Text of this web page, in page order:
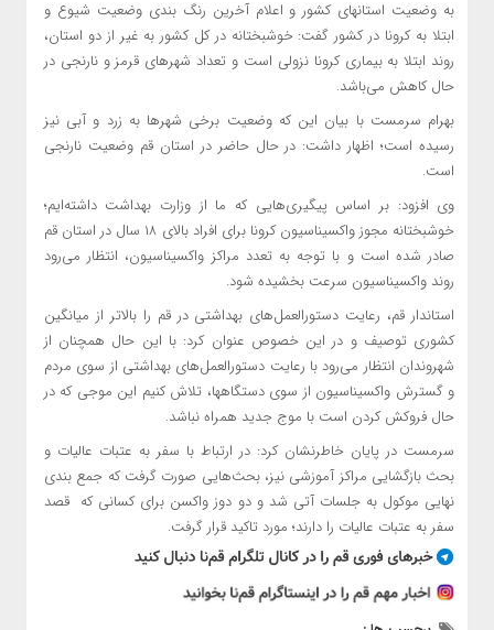
به وضعیت استانهای کشور و اعلام آخرین رنگ بندی وضعیت شیوع و
ابتلا به کرونا در کشور گفت: خوشبختانه در کل کشور به غیر از دو استان،
روند ابتلا به بیماری کرونا نزولی است و تعداد شهرهای قرمز و نارنجی در
حال کاهش می‌باشد.
بهرام سرمست با بیان این که وضعیت برخی شهرها به زرد و آبی نیز
رسیده است؛ اظهار داشت: در حال حاضر در استان قم وضعیت نارنجی
است.
وی افزود: بر اساس پیگیری‌هایی که ما از وزارت بهداشت داشته‌ایم؛
خوشبختانه مجوز واکسیناسیون کرونا برای افراد بالای ۱۸ سال در استان قم
صادر شده است و با توجه به تعدد مراکز واکسیناسیون، انتظار می‌رود
روند واکسیناسیون سرعت بخشیده شود.
استاندار قم، رعایت دستورالعمل‌های بهداشتی در قم را بالاتر از میانگین
کشوری توصیف و در این خصوص عنوان کرد: با این حال همچنان از
شهروندان انتظار می‌رود با رعایت دستورالعمل‌های بهداشتی از سوی مردم
و گسترش واکسیناسیون از سوی دستگاهها، تلاش کنیم این موجی که در
حال فروکش کردن است با موج جدید همراه نباشد.
سرمست در پایان خاطرنشان کرد: در ارتباط با سفر به عتبات عالیات و
بحث بازگشایی مراکز آموزشی نیز، بحث‌هایی صورت گرفت که جمع بندی
نهایی موکول به جلسات آتی شد و دو دوز واکسن برای کسانی که قصد
سفر به عتبات عالیات را دارند؛ مورد تاکید قرار گرفت.